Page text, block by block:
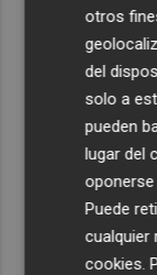
otros
del
solo a
pueden
lugar del
Puede
cookies .